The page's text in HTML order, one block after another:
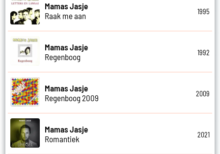
Mamas Jasje
Raak me aan
1995
Mamas Jasje
Regenboog
1992
Mamas Jasje
Regenboog 2009
2009
Mamas Jasje
Romantiek
2021